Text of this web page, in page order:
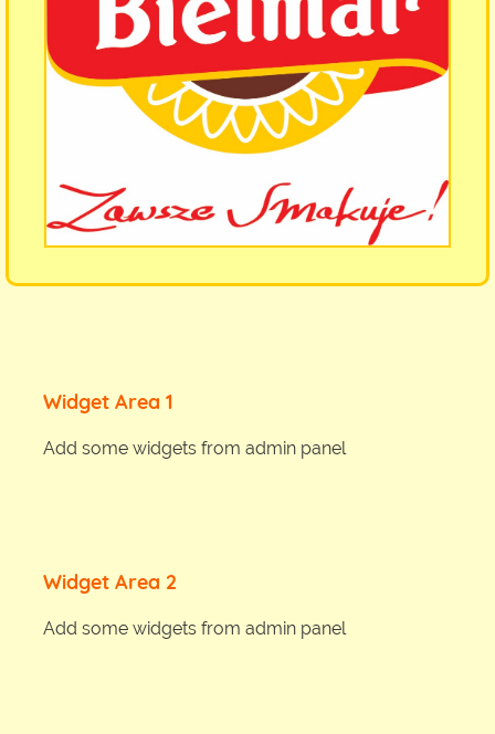
Widget Area 1
Add some widgets from admin panel
Widget Area 2
Add some widgets from admin panel